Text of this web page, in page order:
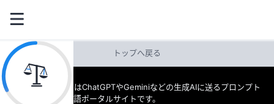
トップへ戻る
教えてAI byGMO はChatGPTやGeminiなどの生成AIに送るプロンプト
（指示文）の日本語ポータルサイトです。